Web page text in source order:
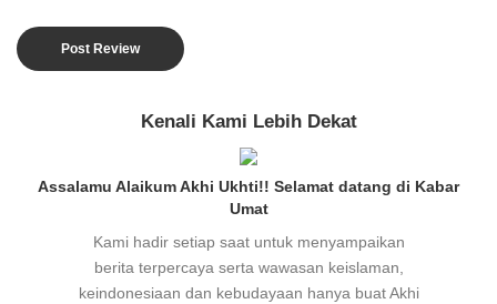
Kenali Kami Lebih Dekat
Assalamu Alaikum Akhi Ukhti!! Selamat datang di Kabar
Umat
Kami hadir setiap saat untuk menyampaikan
berita terpercaya serta wawasan keislaman,
keindonesiaan dan kebudayaan hanya buat Akhi